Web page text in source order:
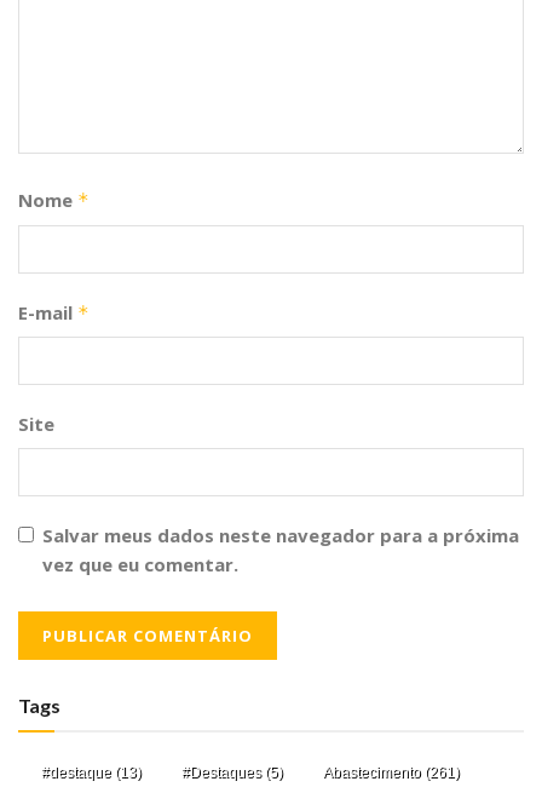
Nome *
E-mail *
Site
Salvar meus dados neste navegador para a próxima
vez que eu comentar.
Tags
#destaque (13) #Destaques(5) Abastecimento(261)